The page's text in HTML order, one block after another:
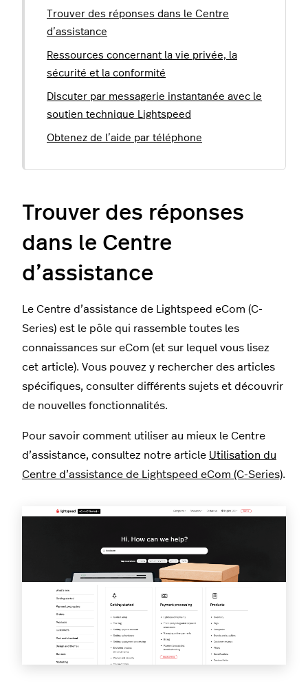
Trouver des réponses dans le Centre
d’assistance
Ressources concernant la vie privée, la
sécurité et la conformité
Discuter par messagerie instantanée avec le
soutien technique Lightspeed
Obtenez de l’aide par téléphone
Trouver des réponses
dans le Centre
d’assistance
Le Centre d’assistance de Lightspeed eCom (C-
Series) est le pôle qui rassemble toutes les
connaissances sur eCom (et sur lequel vous lisez
cet article). Vous pouvez y rechercher des articles
spécifiques, consulter différents sujets et découvrir
de nouvelles fonctionnalités.
Pour savoir comment utiliser au mieux le Centre
d’assistance, consultez notre article Utilisation du
Centre d’assistance de Lightspeed eCom (C-Series).